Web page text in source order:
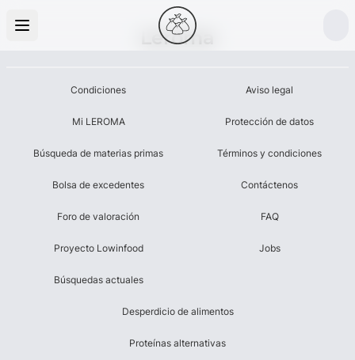
Leroma
Condiciones
Mi LEROMA
Búsqueda de materias primas
Bolsa de excedentes
Foro de valoración
Proyecto Lowinfood
Búsquedas actuales
Aviso legal
Protección de datos
Términos y condiciones
Contáctenos
FAQ
Jobs
Desperdicio de alimentos
Proteínas alternativas